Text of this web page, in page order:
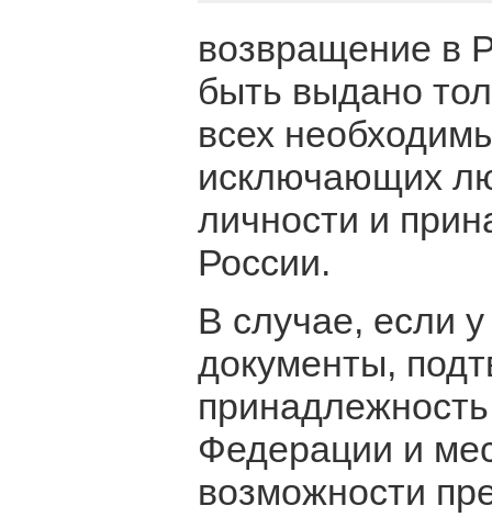
возвращение в
быть выдано
всех
исключающих
личности и
России.
В случае, если у
документы,
Федерации и
возможности